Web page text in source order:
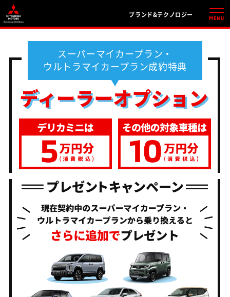
ブランド&テクノロジー
MENU
スーパーマイカープラン・
ウルトラマイカープラン成約特典